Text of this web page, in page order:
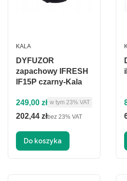
DYFUZOR
zapachowy IFRESH
IF15P czarny-Kala
PRODUCENT
KALA
Cena brutto
249,00 zł w tym %s VAT
w tym 23% VAT
Cena netto
202,44 złbez 23% VAT
Do koszyka